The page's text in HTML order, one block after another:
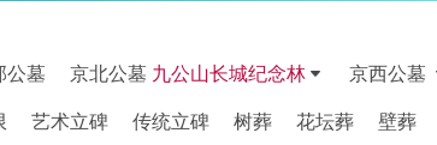
公墓 京北公墓 九公山长城纪念林 京西公墓
艺术立碑 传统立碑 树葬 花坛葬 壁葬